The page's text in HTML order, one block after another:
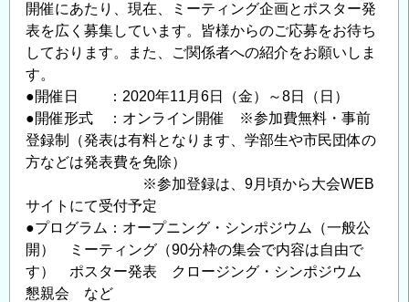
シ
ン
ポ
ジ
ウ
ム
関
東
の
空
に
コ
ウ
開催にあたり、現在、ミーティング企画とポスター発
表を広く募集しています。皆様からのご応募をお待ち
しております。また、ご関係者への紹介をお願いしま
す。
●開催日 ：2020年11月6日（金）～8日（日）
●開催形式 ：オンライン開催 ※参加費無料・事前
登録制（発表は有料となります、学部生や市民団体の
方などは発表費を免除）
※参加登録は、9月頃から大会WEB
サイトにて受付予定
●プログラム：オープニング・シンポジウム（一般公
開） ミーティング（90分枠の集会で内容は自由で
す） ポスター発表 クロージング・シンポジウム
懇親会 など